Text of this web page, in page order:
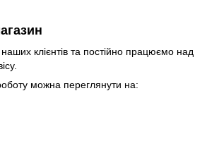
клієнтів та постійно працюємо над
можна переглянути на: